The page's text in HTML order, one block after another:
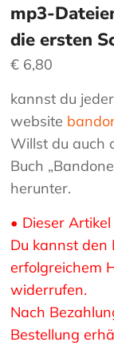
mp3-
die ersten
€ 6,80
kannst du
website
Willst du auch
Buch
herunter.
• Dieser
Du kannst den
erfolgreichem
widerrufen.
Nach
Bestellung